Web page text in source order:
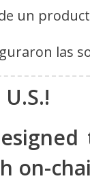
un
las
on-